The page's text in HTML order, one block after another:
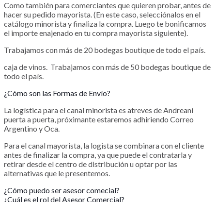
Como también para comerciantes que quieren probar, antes de
hacer su pedido mayorista. (En este caso, selecciónalos en el
catálogo minorista y finaliza la compra. Luego te bonificamos
el importe enajenado en tu compra mayorista siguiente).
Trabajamos con más de 20 bodegas boutique de todo el país.
caja de vinos. Trabajamos con más de 50 bodegas boutique de
todo el país.
¿Cómo son las Formas de Envío?
La logística para el canal minorista es atreves de Andreani
puerta a puerta, próximante estaremos adhiriendo Correo
Argentino y Oca.
Para el canal mayorista, la logista se combinara con el cliente
antes de finalizar la compra, ya que puede el contratarla y
retirar desde el centro de distribución u optar por las
alternativas que le presentemos.
¿Cómo puedo ser asesor comecial?
¿Cuál es el rol del Asesor Comercial?